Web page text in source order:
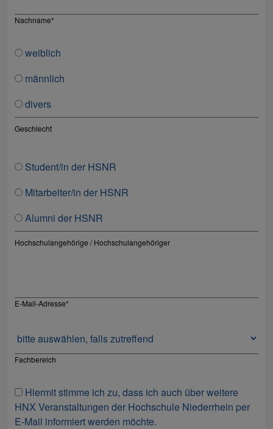
Nachname*
Geschlecht
weiblich
männlich
divers
Hochschulangehörige / Hochschulangehöriger
Student/in der HSNR
Mitarbeiter/in der HSNR
Alumni der HSNR
E-Mail-Adresse*
Fachbereich
HNX Veranstaltungen der Hochschule Niederrhein per
E-Mail informiert werden möchte.